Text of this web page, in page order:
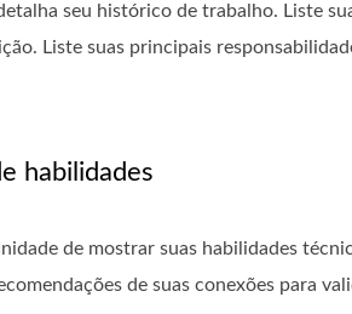
seu histórico de trabalho. Liste
Liste suas principais
habilidades
de mostrar suas habilidades
de suas conexões para